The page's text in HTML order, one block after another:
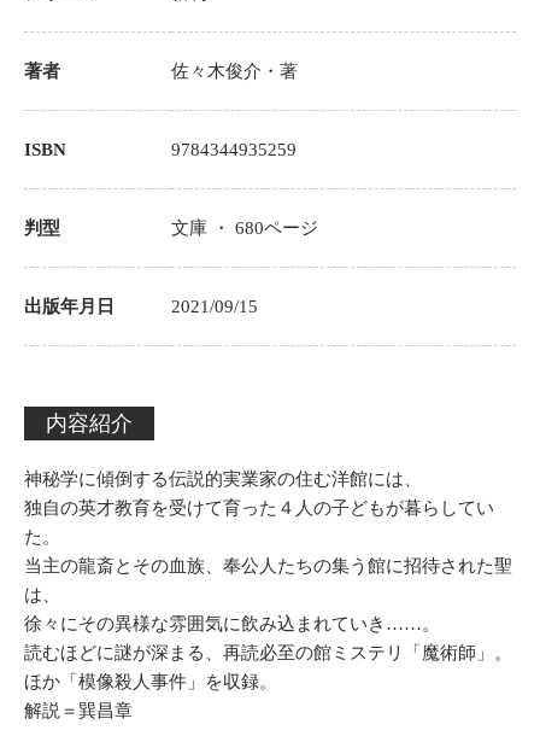
著者 佐々木俊介 ・著
ISBN 9784344935259
判型 文庫 ・680ページ
出版年月日 2021/09/15
内容紹介
神秘学に傾倒する伝説的実業家の住む洋館には、
独自の英才教育を受けて育った４人の子どもが暮らしてい
た。
当主の龍斎とその血族、奉公人たちの集う館に招待された聖
は、
徐々にその異様な雰囲気に飲み込まれていき……。
読むほどに謎が深まる、再読必至の館ミステリ「魔術師」。
ほか「模像殺人事件」を収録。
解説＝巽昌章